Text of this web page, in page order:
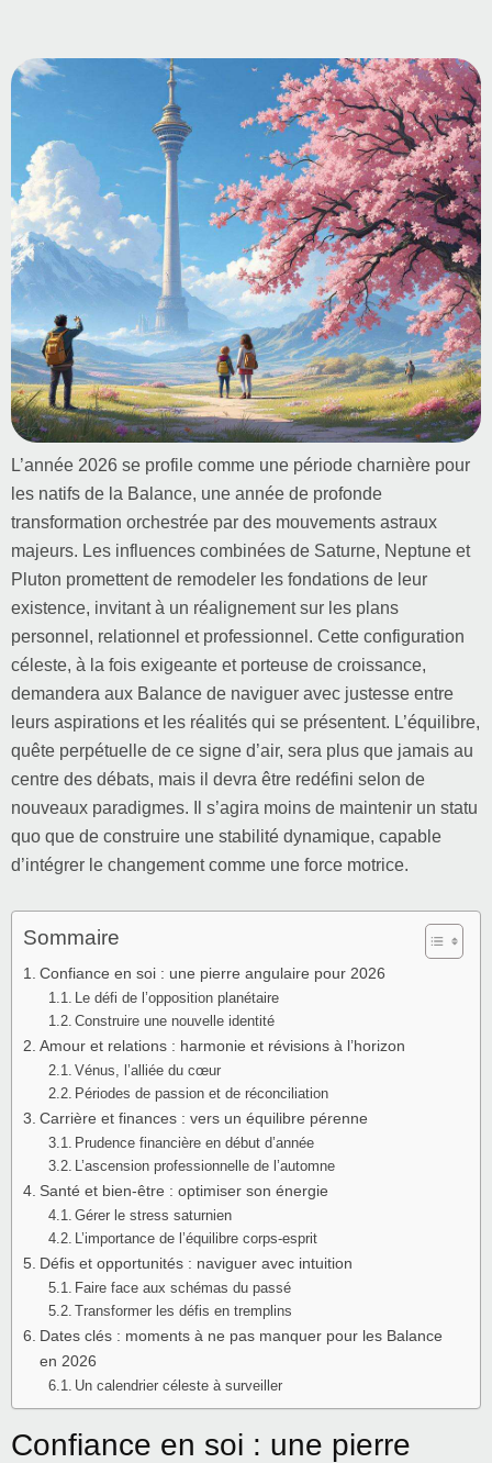
L’année 2026 se profile comme une période charnière pour
les natifs de la Balance, une année de profonde
transformation orchestrée par des mouvements astraux
majeurs. Les influences combinées de Saturne, Neptune et
Pluton promettent de remodeler les fondations de leur
existence, invitant à un réalignement sur les plans
personnel, relationnel et professionnel. Cette configuration
céleste, à la fois exigeante et porteuse de croissance,
demandera aux Balance de naviguer avec justesse entre
leurs aspirations et les réalités qui se présentent. L’équilibre,
quête perpétuelle de ce signe d’air, sera plus que jamais au
centre des débats, mais il devra être redéfini selon de
nouveaux paradigmes. Il s’agira moins de maintenir un statu
quo que de construire une stabilité dynamique, capable
d’intégrer le changement comme une force motrice.
Sommaire
Confiance en soi : une pierre angulaire pour 2026
Le défi de l’opposition planétaire
Construire une nouvelle identité
Amour et relations : harmonie et révisions à l’horizon
Vénus, l’alliée du cœur
Périodes de passion et de réconciliation
Carrière et finances : vers un équilibre pérenne
Prudence financière en début d’année
L’ascension professionnelle de l’automne
Santé et bien-être : optimiser son énergie
Gérer le stress saturnien
L’importance de l’équilibre corps-esprit
Défis et opportunités : naviguer avec intuition
Faire face aux schémas du passé
Transformer les défis en tremplins
Dates clés : moments à ne pas manquer pour les Balance
en 2026
Un calendrier céleste à surveiller
Confiance en soi : une pierre